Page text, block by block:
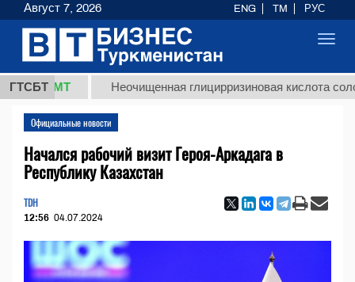
ГТСБТ
ТМТ Неочищенная глицирризиновая кислота
Официальные новости
Начался рабочий визит Героя-Аркадага в
Республику Казахстан
TDH
12:56 04.07.2024
Август 7, 2026 ENG TM РУС